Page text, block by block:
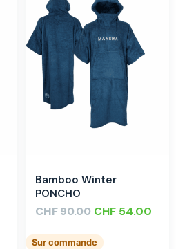
Bamboo Winter
PONCHO
CHF90.00 CHF 54.00
Sur commande